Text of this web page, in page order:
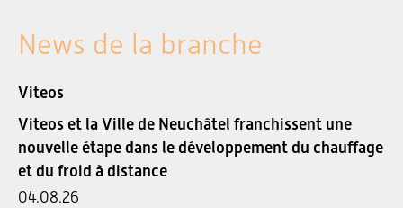
News de la branche
Viteos
Viteos et la Ville de Neuchâtel franchissent une
nouvelle étape dans le développement du chauffage
et du froid à distance
04.08.26